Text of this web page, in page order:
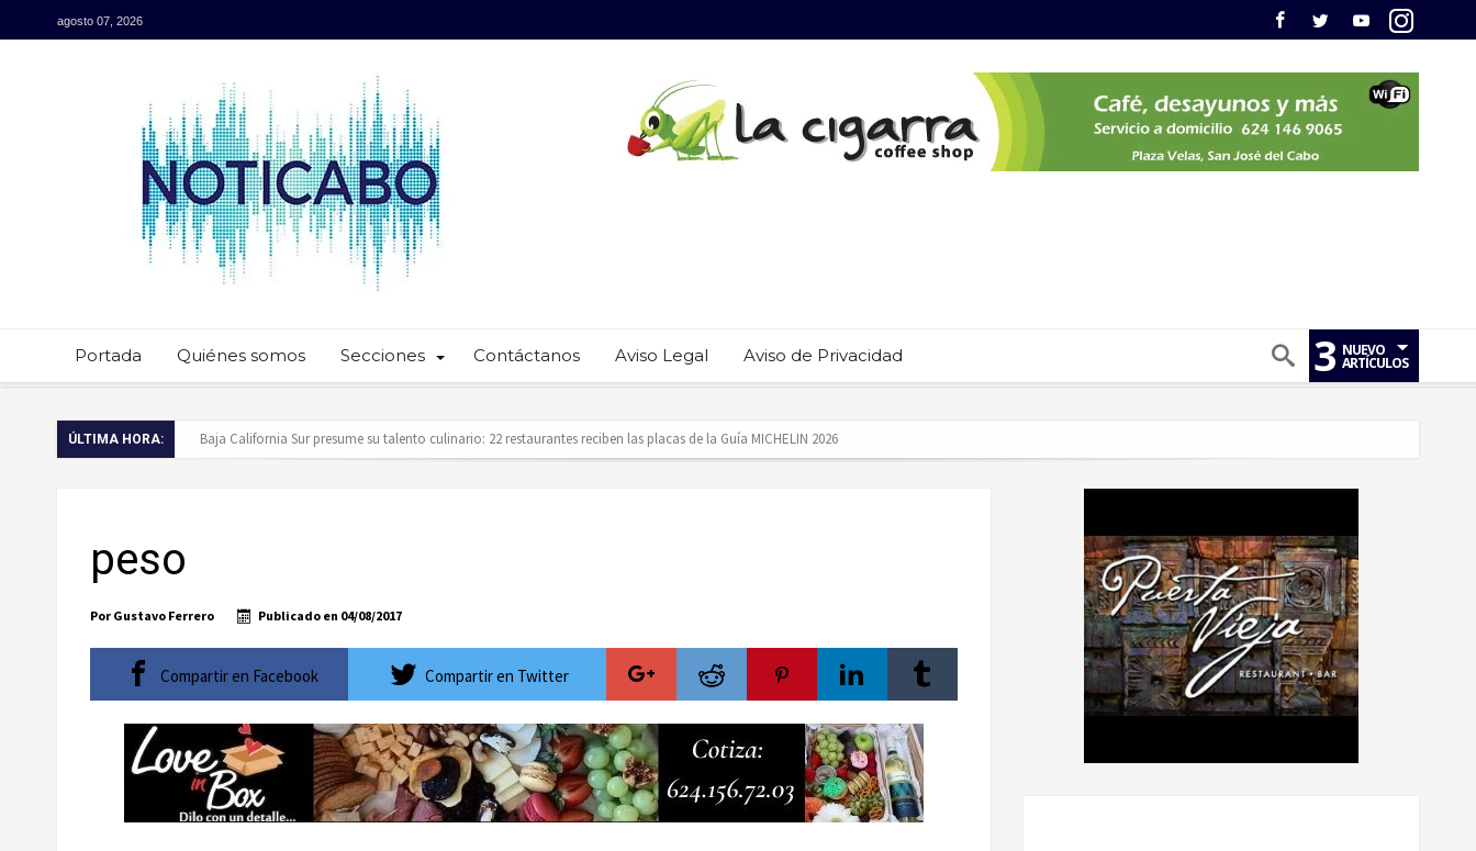
agosto 07, 2026
Portada Quiénes somos Secciones Contáctanos Aviso Legal Aviso de Privacidad 3 NUEVO
ARTÍCULOS
ÚLTIMA HORA:
Baja California Sur presume su talento culinario: 22 restaurantes reciben las placas de la Guía MICHELIN 2026
El ATP 250 de Los Cabos celebrará su décimo aniversario con acceso gratuito y la posibilidad de ganar una camioneta Mazda
Baja California Sur construirá una agenda común rumbo al Servicio Universal de Salud
Inicia Ayuntamiento de Los Cabos preparativos para las celebraciones del Mes Patrio
Atiende XV Ayuntamiento de Los Cabos planteamientos de Antorcha Campesina
Abierto Los Cabos celebra 10 años con un cuadro de lujo y con actividades de acceso libre
peso
Por Gustavo Ferrero Publicado en 04/08/2017
Compartir en Facebook Compartir en Twitter